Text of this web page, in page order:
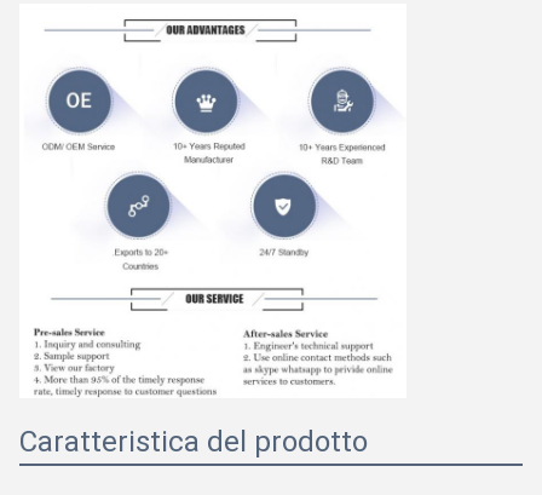
Caratteristica del prodotto